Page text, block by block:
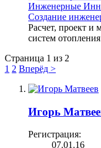
Инженерные
Создание
Расчет, проект и
систем
Страница 1 из 2
1 2 Вперёд >
Игорь
Регистрация:
07.01.16